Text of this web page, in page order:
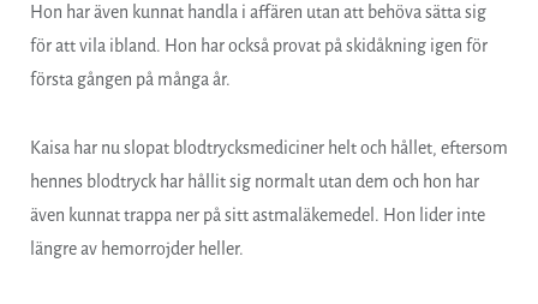
Hon har även kunnat handla i affären utan att behöva sätta sig
för att vila ibland. Hon har också provat på skidåkning igen för
första gången på många år.
Kaisa har nu slopat blodtrycksmediciner helt och hållet, eftersom
hennes blodtryck har hållit sig normalt utan dem och hon har
även kunnat trappa ner på sitt astmaläkemedel. Hon lider inte
längre av hemorrojder heller.